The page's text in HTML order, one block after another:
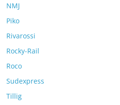
NMJ
Piko
Rivarossi
Rocky-Rail
Roco
Sudexpress
Tillig